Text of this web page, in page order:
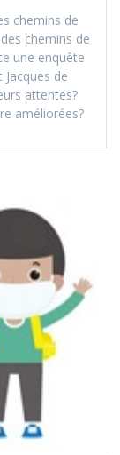
chemins de
chemins de
une enquête
de
attentes?
améliorées?